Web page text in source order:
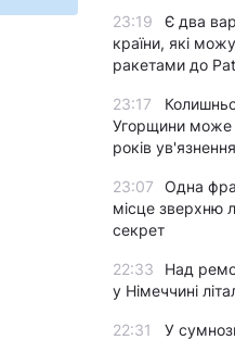
23:19
Є два
країни, які
ракетами до
23:17
Угорщини може
років
23:07
Одна
місце зверхню
секрет
22:33
Над
у Німеччині
22:31
У